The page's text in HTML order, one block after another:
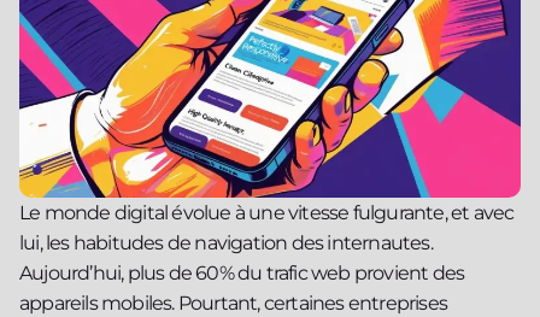
Le monde digital évolue à une vitesse fulgurante, et avec
lui, les habitudes de navigation des internautes.
Aujourd’hui, plus de 60% du trafic web provient des
appareils mobiles. Pourtant, certaines entreprises